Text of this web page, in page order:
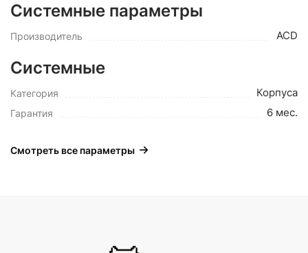
Системные параметры
Производитель ACD
Системные
Категория Корпуса
Гарантия 6 мес.
Смотреть все параметры